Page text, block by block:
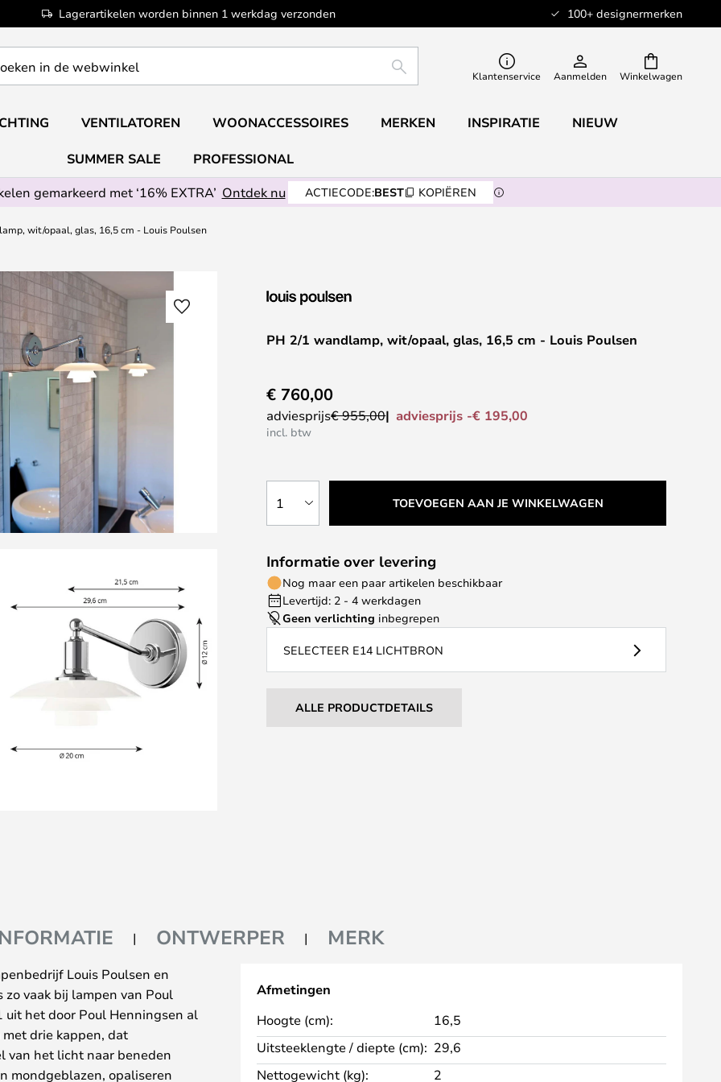
Lagerartikelen worden binnen 1 werkdag verzonden 100+ designermerken
Winkelwagen
ZOEKEN Klantenservice Aanmelden
VENTILATOREN WOONACCESSOIRES MERKEN INSPIRATIE NIEUW
SUMMER SALE
PROFESSIONAL
gemarkeerd met ‘16% EXTRA’ Ontdek nu ACTIECODE:BEST KOPIËREN
wit/opaal, glas, 16,5 cm - Louis Poulsen
PH 2/1 wandlamp, wit/opaal, glas, 16,5 cm - Louis Poulsen
€ 760,00
adviesprijs€ 955,00 adviesprijs -€ 195,00
incl. btw
1 TOEVOEGEN AAN JE WINKELWAGEN
Informatie over levering
Nog maar een paar artikelen beschikbaar
Levertijd: 2 - 4 werkdagen
Geen verlichting inbegrepen
SELECTEER E14 LICHTBRON
ALLE PRODUCTDETAILS
ONTWERPER MERK
Louis Poulsen en
vaak bij lampen van Poul
uit het door Poul Henningsen al
drie kappen, dat
van het licht naar beneden
mondgeblazen, opaliseren
Afmetingen
Hoogte (cm):
16,5
Uitsteeklengte / diepte (cm): 29,6
Nettogewicht (kg):
2